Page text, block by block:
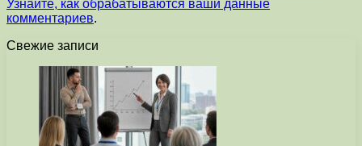
Узнайте, как обрабатываются ваши данные
комментариев.
Свежие записи